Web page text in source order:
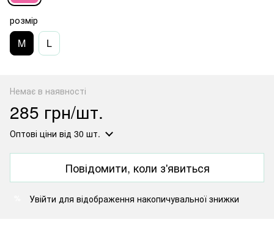
розмір
M L
Немає в наявності
285 грн/шт.
Оптові ціни від 30 шт.
Повідомити, коли з'явиться
Увійти для відображення накопичувальної знижки